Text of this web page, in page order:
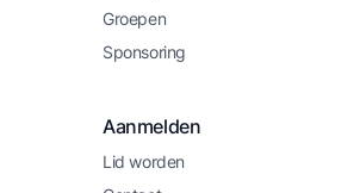
Groepen
Sponsoring
Aanmelden
Lid worden